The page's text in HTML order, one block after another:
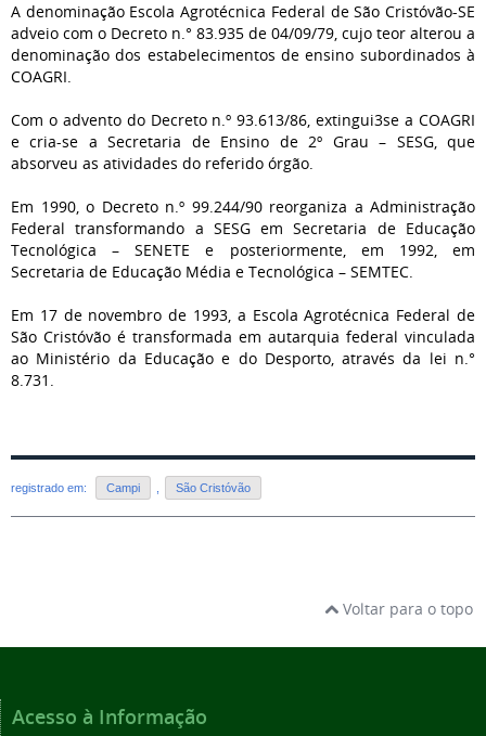
A denominação Escola Agrotécnica Federal de São Cristóvão-SE
adveio com o Decreto n.° 83.935 de 04/09/79, cujo teor alterou a
denominação dos estabelecimentos de ensino subordinados à
COAGRI.
Com o advento do Decreto n.º 93.613/86, extingui3se a COAGRI
e cria-se a Secretaria de Ensino de 2º Grau – SESG, que
absorveu as atividades do referido órgão.
Em 1990, o Decreto n.º 99.244/90 reorganiza a Administração
Federal transformando a SESG em Secretaria de Educação
Tecnológica – SENETE e posteriormente, em 1992, em
Secretaria de Educação Média e Tecnológica – SEMTEC.
Em 17 de novembro de 1993, a Escola Agrotécnica Federal de
São Cristóvão é transformada em autarquia federal vinculada
ao Ministério da Educação e do Desporto, através da lei n.°
8.731.
registrado em: Campi São Cristóvão
Voltar para o topo
Acesso à Informação